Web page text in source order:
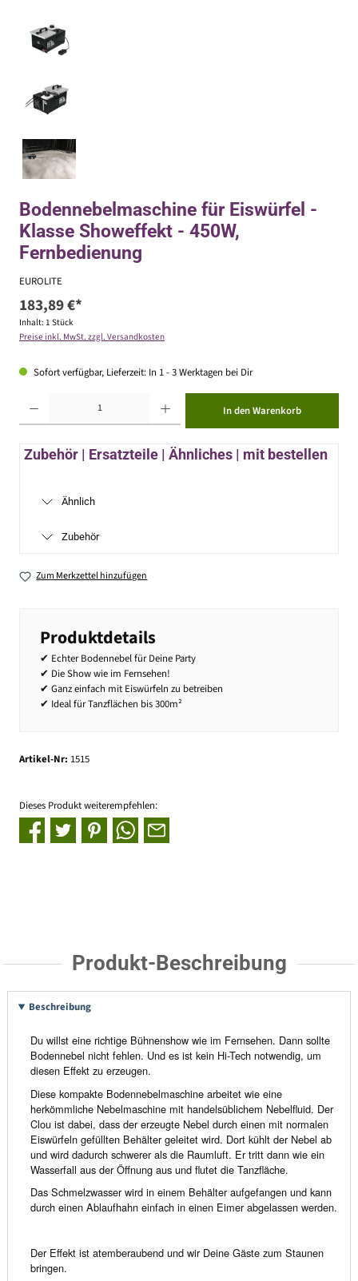
Bodennebelmaschine für Eiswürfel -
Klasse Showeffekt - 450W,
Fernbedienung
EUROLITE
183,89 €*
Inhalt: 1 Stück
Preise inkl. MwSt. zzgl. Versandkosten
Sofort verfügbar, Lieferzeit: In 1 - 3 Werktagen bei Dir
In den Warenkorb
Zubehör | Ersatzteile | Ähnliches | mit bestellen
Ähnlich
Zubehör
Zum Merkzettel hinzufügen
Produktdetails
✔ Echter Bodennebel für Deine Party
✔ Die Show wie im Fernsehen!
✔ Ganz einfach mit Eiswürfeln zu betreiben
✔ Ideal für Tanzflächen bis 300m²
Artikel-Nr: 1515
Dieses Produkt weiterempfehlen:
Produkt-Beschreibung
Beschreibung
Du willst eine richtige Bühnenshow wie im Fernsehen. Dann sollte
Bodennebel nicht fehlen. Und es ist kein Hi-Tech notwendig, um
diesen Effekt zu erzeugen.
Diese kompakte Bodennebelmaschine arbeitet wie eine
herkömmliche Nebelmaschine mit handelsüblichem Nebelfluid. Der
Clou ist dabei, dass der erzeugte Nebel durch einen mit normalen
Eiswürfeln gefüllten Behälter geleitet wird. Dort kühlt der Nebel ab
und wird dadurch schwerer als die Raumluft. Er tritt dann wie ein
Wasserfall aus der Öffnung aus und flutet die Tanzfläche.
Das Schmelzwasser wird in einem Behälter aufgefangen und kann
durch einen Ablaufhahn einfach in einen Eimer abgelassen werden.
Der Effekt ist atemberaubend und wir Deine Gäste zum Staunen
bringen.